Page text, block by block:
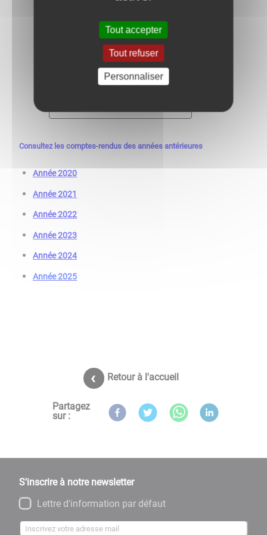
Réunion du 11 mai
Réunion du 5 juin
Consultez les comptes-rendus des années antérieures
Année 2020
Année 2021
Année 2022
Année 2023
Année 2024
Année 2025
Retour à l'accueil
Partagez
sur :
S'inscrire à notre newsletter
Lettre d'information par défaut
Tout accepter
Tout refuser
Personnaliser